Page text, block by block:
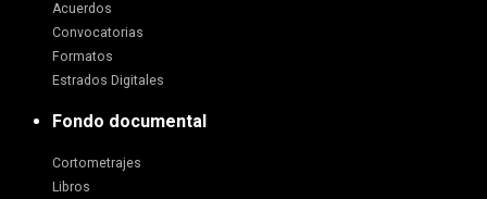
Acuerdos
Convocatorias
Formatos
Estrados Digitales
Fondo documental
Cortometrajes
Libros